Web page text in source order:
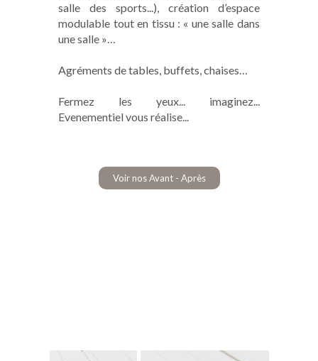
salle des sports...), création d’espace
modulable tout en tissu : « une salle dans
une salle »…
Agréments de tables, buffets, chaises…
Fermez les yeux... imaginez...
Evenementiel vous réalise...
Voir nos Avant - Après